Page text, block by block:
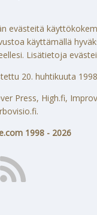
evästeitä
käyttämällä
Lisätietoja
20. huhtikuuta
Press, High.fi,
1998 - 2026